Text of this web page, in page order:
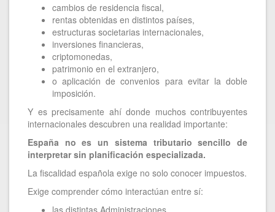
cambios de residencia fiscal,
rentas obtenidas en distintos países,
estructuras societarias internacionales,
inversiones financieras,
criptomonedas,
patrimonio en el extranjero,
o aplicación de convenios para evitar la doble
imposición.
Y es precisamente ahí donde muchos contribuyentes
internacionales descubren una realidad importante:
España no es un sistema tributario sencillo de
interpretar sin planificación especializada.
La fiscalidad española exige no solo conocer impuestos.
Exige comprender cómo interactúan entre sí:
las distintas Administraciones,